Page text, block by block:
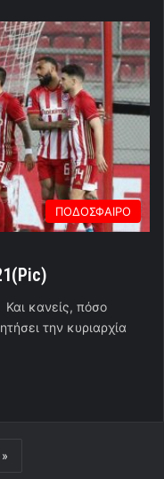
ΠΟΔΟΣΦΑΙΡΟ
Και κανείς, πόσο
την κυριαρχία
»